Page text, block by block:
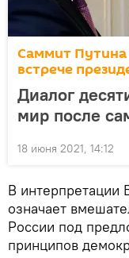
Саммит Путина
встрече
Диалог
мир после
18 июня 2021, 14:12
В интерпретации
означает
России под
принципов